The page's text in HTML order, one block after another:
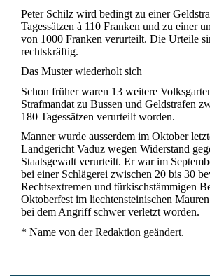
Peter Schilz wird bedingt zu einer
Tagessätzen à 110 Franken und zu einer
von 1000 Franken verurteilt. Die Urteile
rechtskräftig.
Das Muster wiederholt sich
Schon früher waren 13 weitere
Strafmandat zu Bussen und Geldstrafen
180 Tagessätzen verurteilt worden.
Manner wurde ausserdem im Oktober
Landgericht Vaduz wegen Widerstand
Staatsgewalt verurteilt. Er war im
bei einer Schlägerei zwischen 20 bis 30
Rechtsextremen und türkischstämmigen
Oktoberfest im liechtensteinischen
bei dem Angriff schwer verletzt worden.
* Name von der Redaktion geändert.